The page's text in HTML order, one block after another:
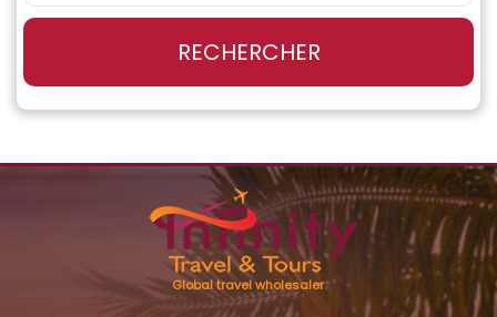
RECHERCHER
Global travel wholesaler